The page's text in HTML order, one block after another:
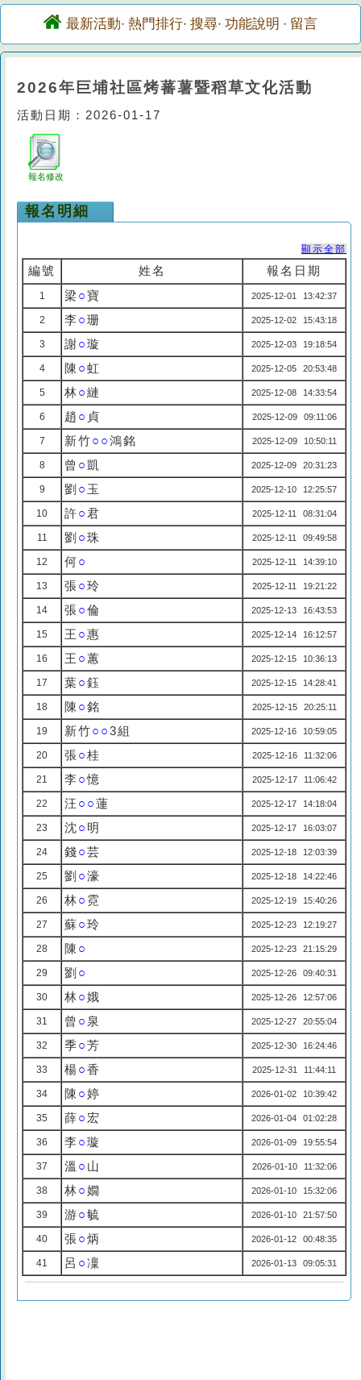
最新活動· 熱門排行· 搜尋· 功能說明 · 留言
2026年巨埔社區烤蕃薯暨稻草文化活動
活動日期：2026-01-17
報名修改
報名明細
顯示全部
編號 姓名 報名日期
1 梁 ○寶 2025-12-01 13:42:37
2 李○珊 2025-12-02 15:43:18
3 謝○璇 2025-12-03 19:18:54
4 陳 ○虹 2025-12-05 20:53:48
5 林○縺 2025-12-08 14:33:54
6 趙 ○ 貞 2025-12-09 09:11:06
7 新竹○○鴻銘 2025-12-09 10:50:11
8 曾 ○凱 2025-12-09 20:31:23
9 劉 ○ 玉 2025-12-10 12:25:57
10 許○君 2025-12-11 08:31:04
11 劉 ○珠 2025-12-11 09:49:58
12 何○ 2025-12-11 14:39:10
13 張○玲 2025-12-11 19:21:22
14 張○倫 2025-12-13 16:43:53
15 王 ○惠 2025-12-14 16:12:57
16 王 ○蕙 2025-12-15 10:36:13
17 葉○鈺 2025-12-15 14:28:41
18 陳 ○銘 2025-12-15 20:25:11
19 新竹○○3組 2025-12-16 10:59:05
20 張○桂 2025-12-16 11:32:06
21 李○憶 2025-12-17 11:06:42
22 汪 ○○蓮 2025-12-17 14:18:04
23 沈○ 明 2025-12-17 16:03:07
24 錢○芸 2025-12-18 12:03:39
25 劉 ○濠 2025-12-18 14:22:46
26 林○ 霓 2025-12-19 15:40:26
27 蘇○玲 2025-12-23 12:19:27
28 陳 ○ 2025-12-23 21:15:29
29 劉 ○ 2025-12-26 09:40:31
30 林○娥 2025-12-26 12:57:06
31 曾 ○ 泉 2025-12-27 20:55:04
32 季○芳 2025-12-30 16:24:46
33 楊○香 2025-12-31 11:44:11
34 陳 ○婷 2026-01-02 10:39:42
35 薛○ 宏 2026-01-04 01:02:28
36 李○璇 2026-01-09 19:55:54
37 溫 ○ 山 2026-01-10 11:32:06
38 林○嫺 2026-01-10 15:32:06
39 游○毓 2026-01-10 21:57:50
40 張○炳 2026-01-12 00:48:35
41 呂 ○凜 2026-01-13 09:05:31